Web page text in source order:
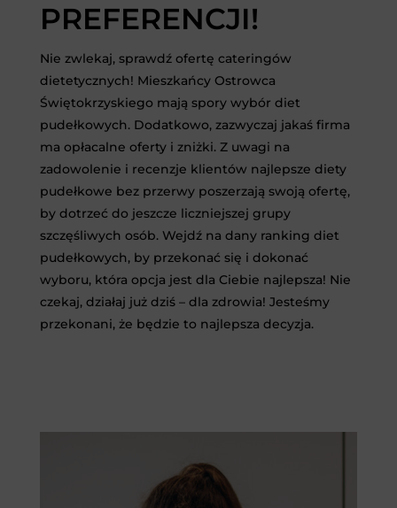
PREFERENCJI!
Nie zwlekaj, sprawdź ofertę cateringów
dietetycznych! Mieszkańcy Ostrowca
Świętokrzyskiego mają spory wybór diet
pudełkowych. Dodatkowo, zazwyczaj jakaś firma
ma opłacalne oferty i zniżki. Z uwagi na
zadowolenie i recenzje klientów najlepsze diety
pudełkowe bez przerwy poszerzają swoją ofertę,
by dotrzeć do jeszcze liczniejszej grupy
szczęśliwych osób. Wejdź na dany ranking diet
pudełkowych, by przekonać się i dokonać
wyboru, która opcja jest dla Ciebie najlepsza! Nie
czekaj, działaj już dziś – dla zdrowia! Jesteśmy
przekonani, że będzie to najlepsza decyzja.